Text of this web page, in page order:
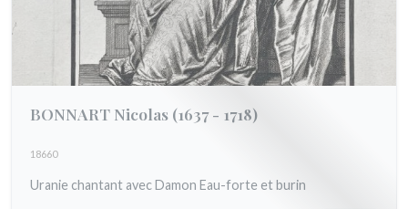
BONNART Nicolas (1637 - 1718)
18660
Uranie chantant avec Damon Eau-forte et burin